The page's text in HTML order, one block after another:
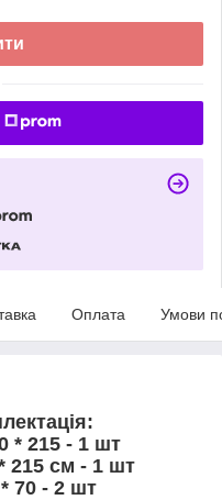
Оплата Умови
* 215 - 1 шт
215 см - 1 шт
70 - 2 шт